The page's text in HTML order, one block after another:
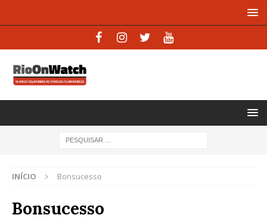
INÍCIO Bonsucesso
Bonsucesso